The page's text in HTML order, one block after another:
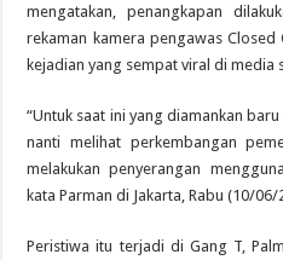
mengatakan, penangkapan
rekaman kamera pengawas Closed
kejadian yang sempat viral di media
“Untuk saat ini yang diamankan
nanti melihat perkembangan
melakukan penyerangan
kata Parman di Jakarta, Rabu (10/06/
Peristiwa itu terjadi di Gang T,